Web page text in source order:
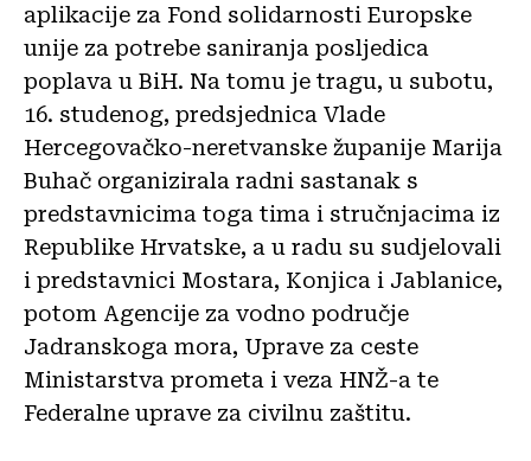
aplikacije za Fond solidarnosti Europske
unije za potrebe saniranja posljedica
poplava u BiH. Na tomu je tragu, u subotu,
16. studenog, predsjednica Vlade
Hercegovačko-neretvanske županije Marija
Buhač organizirala radni sastanak s
predstavnicima toga tima i stručnjacima iz
Republike Hrvatske, a u radu su sudjelovali
i predstavnici Mostara, Konjica i Jablanice,
potom Agencije za vodno područje
Jadranskoga mora, Uprave za ceste
Ministarstva prometa i veza HNŽ-a te
Federalne uprave za civilnu zaštitu.